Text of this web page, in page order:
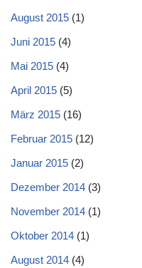
August 2015 (1)
Juni 2015 (4)
Mai 2015 (4)
April 2015 (5)
März 2015 (16)
Februar 2015 (12)
Januar 2015 (2)
Dezember 2014 (3)
November 2014 (1)
Oktober 2014 (1)
August 2014 (4)